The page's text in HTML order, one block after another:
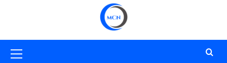
primario